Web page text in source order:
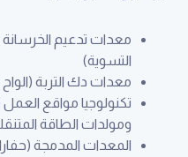
معدات تدعيم الخرسانة
التسوية)
معدات دك التربة
تكنولوجيا مواقع العمل
ومولدات الطاقة
المعدات المدمجة